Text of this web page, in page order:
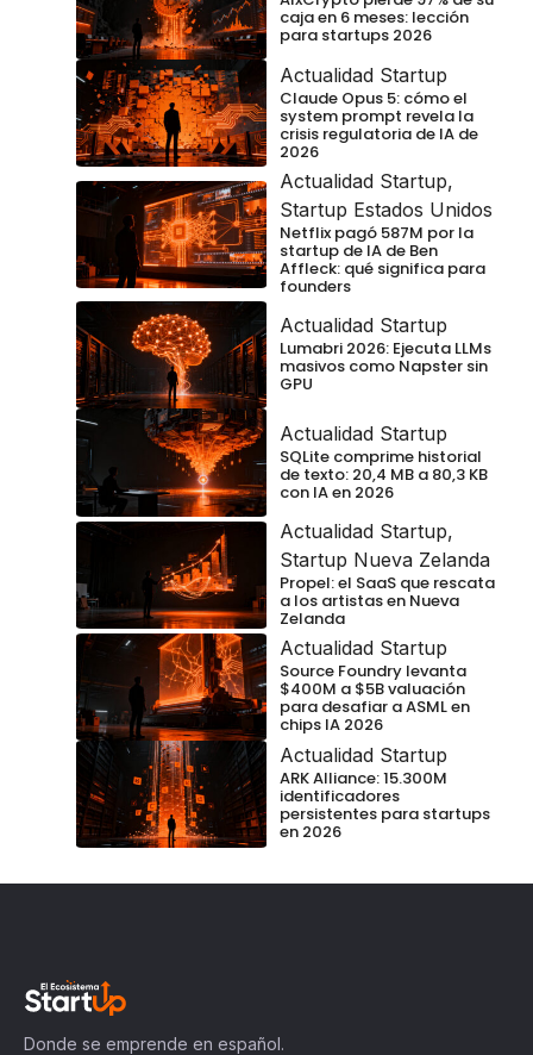
caja en 6 meses: lección
para startups 2026
Actualidad Startup
Claude Opus 5: cómo el
system prompt revela la
crisis regulatoria de IA de
2026
Actualidad Startup,
Startup Estados Unidos
Netflix pagó 587M por la
startup de IA de Ben
Affleck: qué significa para
founders
Actualidad Startup
Lumabri 2026: Ejecuta LLMs
masivos como Napster sin
GPU
Actualidad Startup
SQLite comprime historial
de texto: 20,4 MB a 80,3 KB
con IA en 2026
Actualidad Startup,
Startup Nueva Zelanda
Propel: el SaaS que rescata
a los artistas en Nueva
Zelanda
Actualidad Startup
Source Foundry levanta
$400M a $5B valuación
para desafiar a ASML en
chips IA 2026
Actualidad Startup
ARK Alliance: 15.300M
identificadores
persistentes para startups
en 2026
Donde se emprende en español.